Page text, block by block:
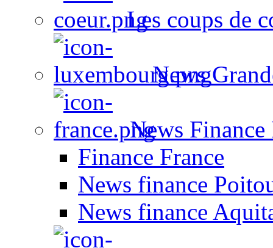
Les coups de
News
News Finance
Finance France
News finance
News finance